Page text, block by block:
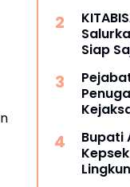
Juta
Siap
Bupati